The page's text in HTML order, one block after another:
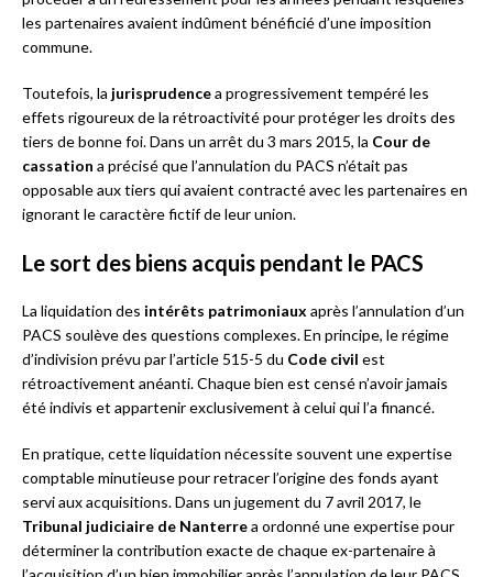
les partenaires avaient indûment bénéficié d’une imposition
commune.
Toutefois, la jurisprudencea progressivement tempéré les
effets rigoureux de la rétroactivité pour protéger les droits des
tiers de bonne foi. Dans un arrêt du 3 mars 2015, la Cour de
cassation a précisé que l’annulation du PACS n’était pas
opposable aux tiers qui avaient contracté avec les partenaires en
ignorant le caractère fictif de leur union.
Le sort des biens acquis pendant le PACS
La liquidation des intérêts patrimoniaux après l’annulation d’un
PACS soulève des questions complexes. En principe, le régime
d’indivision prévu par l’article 515-5 du Code civil est
rétroactivement anéanti. Chaque bien est censé n’avoir jamais
été indivis et appartenir exclusivement à celui qui l’a financé.
En pratique, cette liquidation nécessite souvent une expertise
comptable minutieuse pour retracer l’origine des fonds ayant
servi aux acquisitions. Dans un jugement du 7 avril 2017, le
Tribunal judiciaire de Nanterrea ordonné une expertise pour
déterminer la contribution exacte de chaque ex-partenaire à